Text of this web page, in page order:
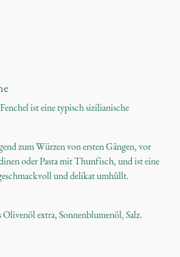
ist eine typisch sizilianische
zum Würzen von ersten Gängen, vor
oder Pasta mit Thunfisch, und ist eine
und delikat umhüllt.
Olivenöl extra, Sonnenblumenöl, Salz.